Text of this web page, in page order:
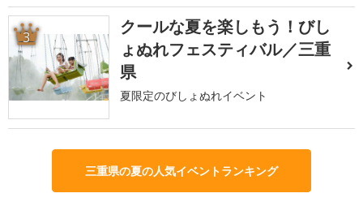
3
クールな夏を楽しもう！びし
ょぬれフェスティバル／三重
県
夏限定のびしょぬれイベント
三重県の夏の人気イベントランキング